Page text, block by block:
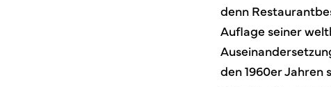
denn
Auflage seiner
den 1960er